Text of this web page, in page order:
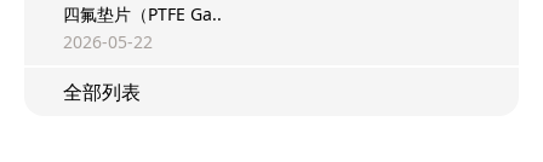
四氟垫片（PTFE Ga..
2026-05-22
全部列表